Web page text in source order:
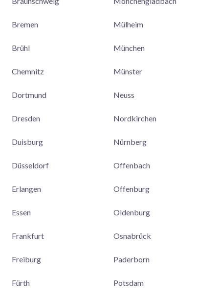
Bremen
Brühl
Chemnitz
Dortmund
Dresden
Duisburg
Düsseldorf
Erlangen
Essen
Frankfurt
Freiburg
Fürth
Mülheim
München
Münster
Neuss
Nordkirchen
Nürnberg
Offenbach
Offenburg
Oldenburg
Osnabrück
Paderborn
Potsdam